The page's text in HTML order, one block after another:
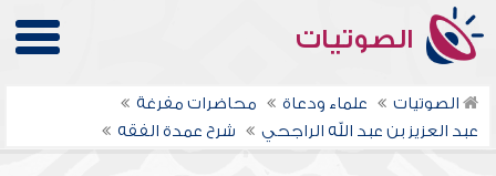
الصوتيات
الصوتيات علماء ودعاة
محاضرات مفرغة
عبد العزيز بن عبد الله الراجحي
شرح عمدة الفقه